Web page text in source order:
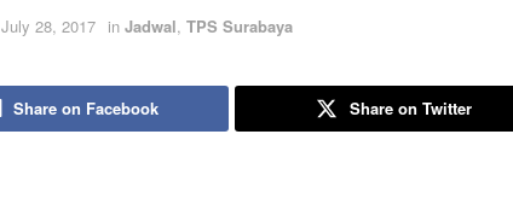
July 28, 2017 in Jadwal, TPS Surabaya
Share on Facebook Share on Twitter